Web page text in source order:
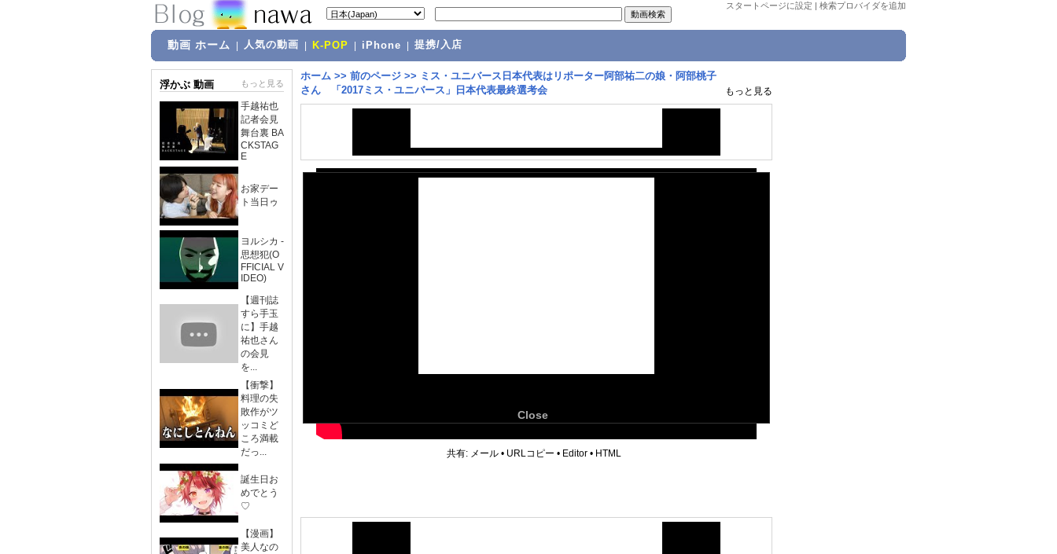
スタートページに設定 | 検索プロバイダを追加
動画 ホーム 人気の動画 K-POP iPhone 提携/入店
浮かぶ 動画 もっと見る
手越祐也
記者会見
舞台裏 BA
CKSTAG
E
お家デー
ト当日ゥ
ヨルシカ -
思想犯(O
FFICIAL V
IDEO)
【週刊誌
すら手玉
に】手越
祐也さん
の会見
を...
【衝撃】
料理の失
敗作がツ
ッコミど
ころ満載
だっ...
誕生日お
めでとう
♡
【漫画】
美人なの
ホーム >> 前のページ >> ミス・ユニバース日本代表はリポーター阿部祐二の娘・阿部桃子
さん 「2017ミス・ユニバース」日本代表最終選考会
もっと見る
Close
共有: メール • URLコピー • Editor • HTML